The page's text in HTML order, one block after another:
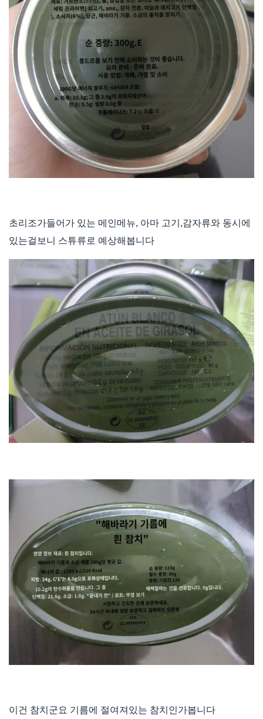
초리조가들어가 있는 메인메뉴, 아마 고기,감자류와 동시에
있는걸보니 스튜류로 예상해봅니다
이건 참치군요 기름에 절여져있는 참치인가봅니다